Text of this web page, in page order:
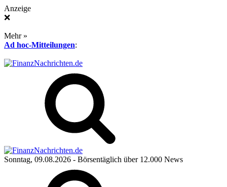
Anzeige
❌
Mehr »
Ad hoc-Mitteilungen:
Sonntag, 09.08.2026 - Börsentäglich über 12.000 News